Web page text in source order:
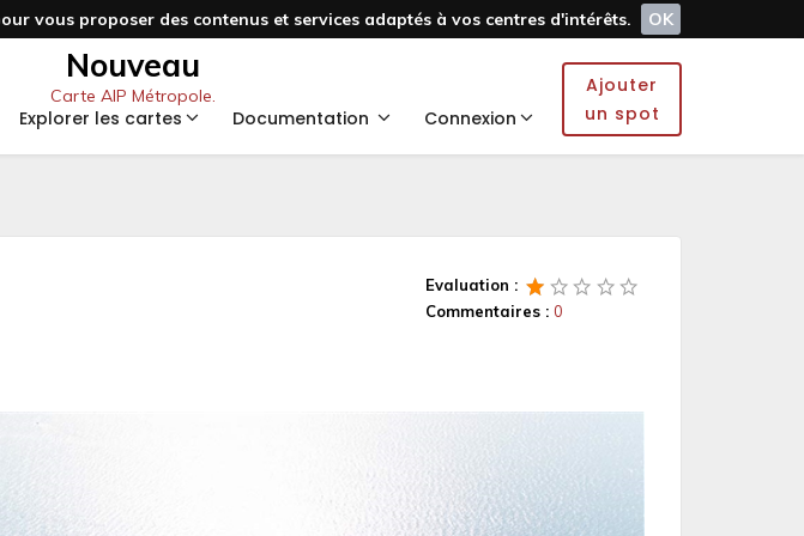
vous proposer des contenus et services adaptés à vos centres d'intérêts.
OK
Nouveau
Carte AIP Métropole.
Explorer les cartes Documentation Connexion
Ajouter
un spot
Evaluation :
Commentaires : 0